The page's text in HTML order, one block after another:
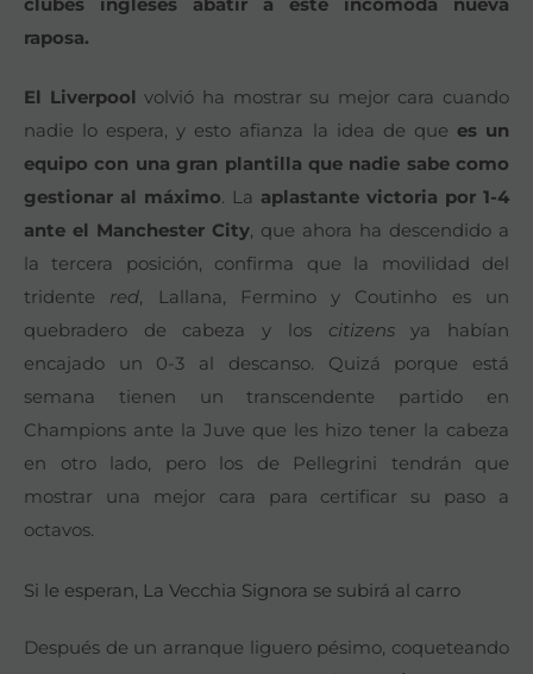
raposa.
El Liverpool volvió ha mostrar su mejor cara cuando
nadie lo espera, y esto afianza la idea de que es un
equipo con una gran plantilla que nadie sabe como
gestionar al máximo. La aplastante victoria por 1-4
ante el Manchester City, que ahora ha descendido a
la tercera posición, confirma que la movilidad del
tridente red, Lallana, Fermino y Coutinho es un
quebradero de cabeza y los citizensya habían
encajado un 0-3 al descanso. Quizá porque está
semana tienen un transcendente partido en
Champions ante la Juve que les hizo tener la cabeza
en otro lado, pero los de Pellegrini tendrán que
mostrar una mejor cara para certificar su paso a
octavos.
Si le esperan, La Vecchia Signora se subirá al carro
Después de un arranque liguero pésimo, coqueteando